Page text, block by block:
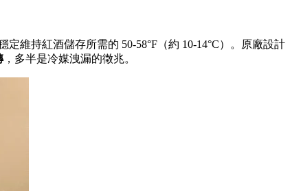
維持紅酒儲存所需的 50-58°F（約 10-14°C）。原廠設計
，多半是冷媒洩漏的徵兆。